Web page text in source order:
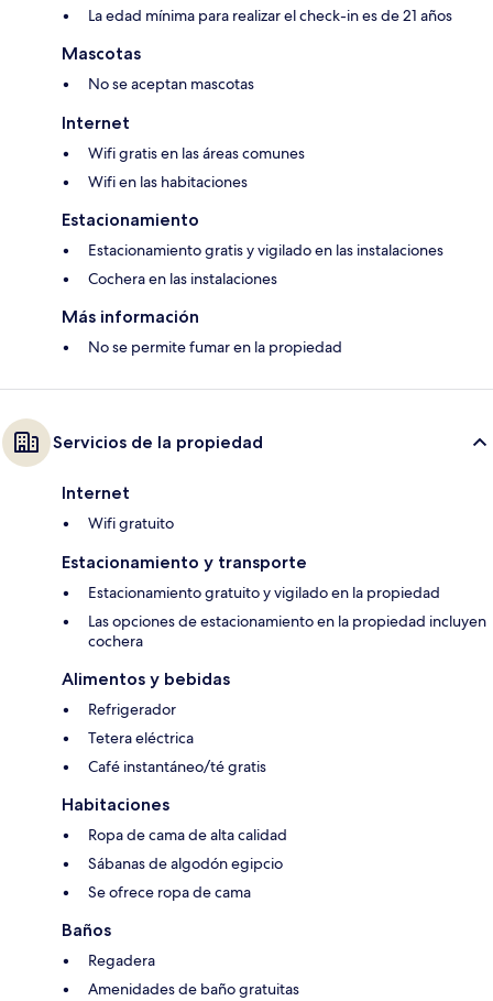
La edad mínima para realizar el check-in es de 21 años
Mascotas
No se aceptan mascotas
Internet
Wifi gratis en las áreas comunes
Wifi en las habitaciones
Estacionamiento
Estacionamiento gratis y vigilado en las instalaciones
Cochera en las instalaciones
Más información
No se permite fumar en la propiedad
Servicios de la propiedad
Internet
Wifi gratuito
Estacionamiento y transporte
Estacionamiento gratuito y vigilado en la propiedad
Las opciones de estacionamiento en la propiedad incluyen
cochera
Alimentos y bebidas
Refrigerador
Tetera eléctrica
Café instantáneo/té gratis
Habitaciones
Ropa de cama de alta calidad
Sábanas de algodón egipcio
Se ofrece ropa de cama
Baños
Regadera
Amenidades de baño gratuitas